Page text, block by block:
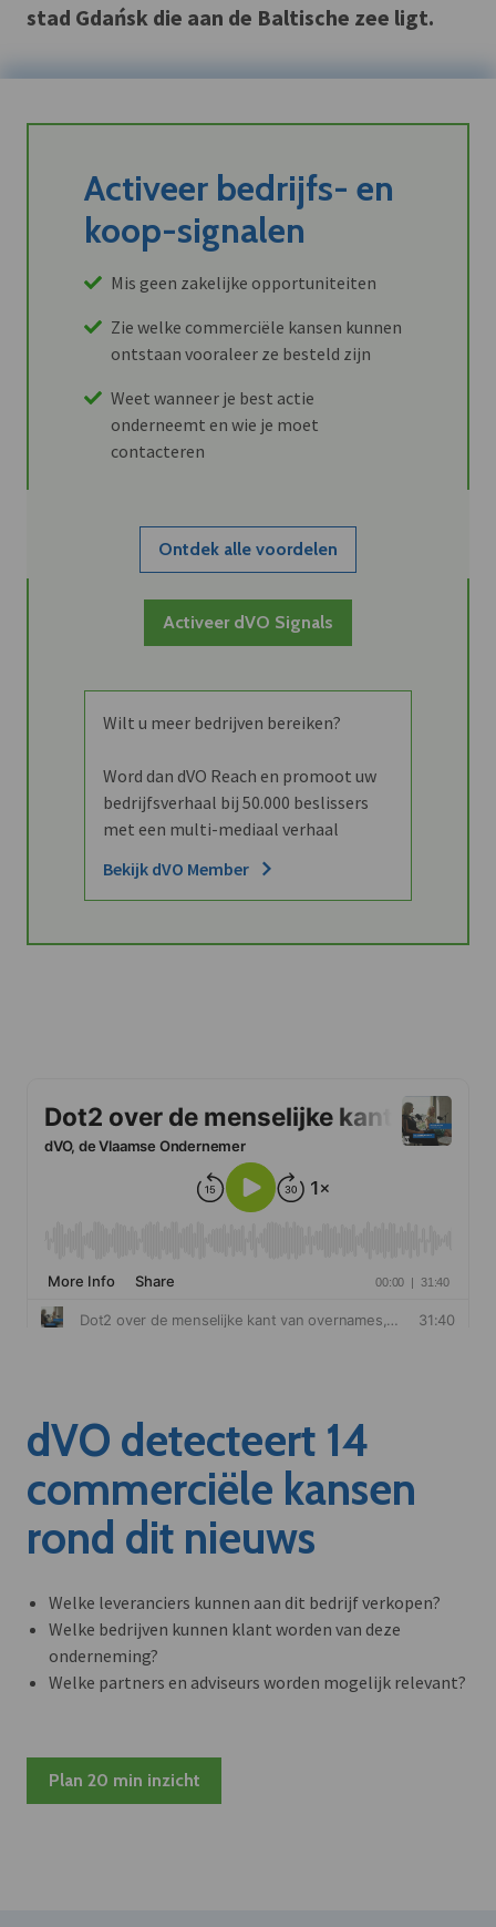
stad Gdańsk die aan de Baltische zee ligt.
Activeer bedrijfs- en
koop-signalen
Mis geen zakelijke opportuniteiten
Zie welke commerciële kansen kunnen
ontstaan vooraleer ze besteld zijn
Weet wanneer je best actie
onderneemt en wie je moet
contacteren
Ontdek alle voordelen
Activeer dVO Signals
Wilt u meer bedrijven bereiken?
Word dan dVO Reach en promoot uw
bedrijfsverhaal bij 50.000 beslissers
met een multi-mediaal verhaal
Bekijk dVO Member
dVO detecteert 14
commerciële kansen
rond dit nieuws
Welke leveranciers kunnen aan dit bedrijf verkopen?
Welke bedrijven kunnen klant worden van deze
onderneming?
Welke partners en adviseurs worden mogelijk relevant?
Plan 20 min inzicht